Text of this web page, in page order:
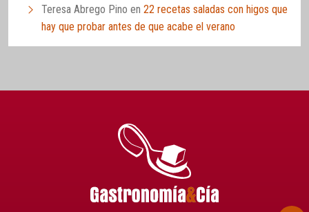
Teresa Abrego Pino en 22 recetas saladas con higos que
hay que probar antes de que acabe el verano